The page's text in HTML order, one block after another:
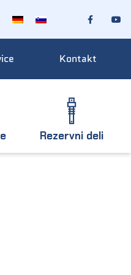
Kontakt
Rezervni deli